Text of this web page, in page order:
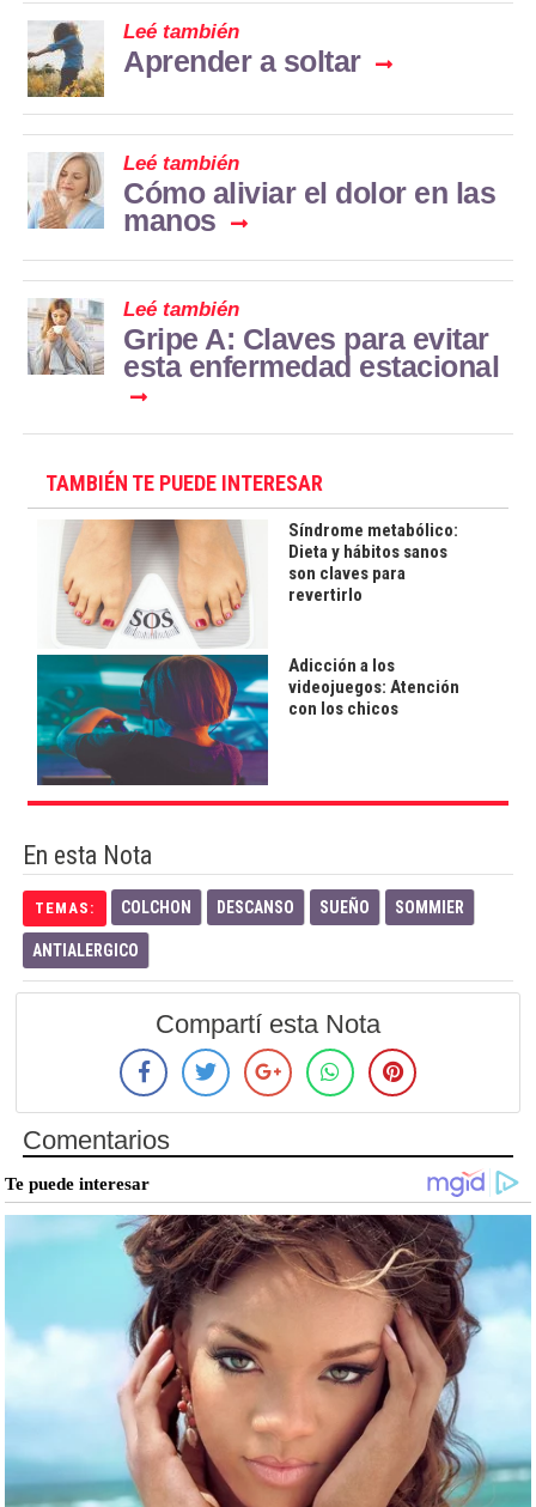
Leé también
Aprender a soltar
Leé también
Cómo aliviar el dolor en las
manos
Leé también
Gripe A: Claves para evitar
esta enfermedad estacional
TAMBIÉN TE PUEDE INTERESAR
Síndrome metabólico:
Dieta y hábitos sanos
son claves para
revertirlo
Adicción a los
videojuegos: Atención
con los chicos
En esta Nota
TEMAS: COLCHON DESCANSO SUEÑO SOMMIER
ANTIALERGICO
Compartí esta Nota
Comentarios